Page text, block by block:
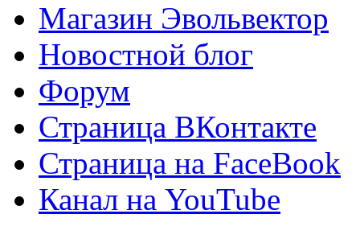
Магазин Эвольвектор
Новостной блог
Форум
Страница ВКонтакте
Страница на FaceBook
Канал на YouTube